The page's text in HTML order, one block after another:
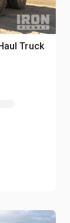
Truck